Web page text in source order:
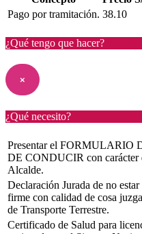
Pago por tramitación. 38.10
¿Qué tengo que hacer?
×
¿Qué necesito?
Presentar el
DE CONDUCIR con carácter
Alcalde.
Declaración Jurada de no
firme con calidad de cosa
de Transporte Terrestre.
Certificado de Salud para